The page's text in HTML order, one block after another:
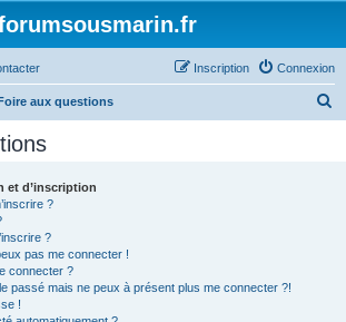
Connexion
Inscription
aux questions
et d’inscription
?
?
pas me connecter !
connecter ?
passé mais ne peux à présent plus me connecter ?!
!